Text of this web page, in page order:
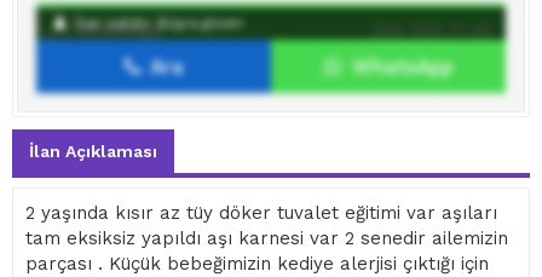
WhatsApp
İlan sahibine mesaj gönder
İlan sahibi: Büşra güven
Ara WhatsApp
İlan Açıklaması
2 yaşında kısır az tüy döker tuvalet eğitimi var aşıları
tam eksiksiz yapıldı aşı karnesi var 2 senedir ailemizin
parçası . Küçük bebeğimizin kediye alerjisi çıktığı için